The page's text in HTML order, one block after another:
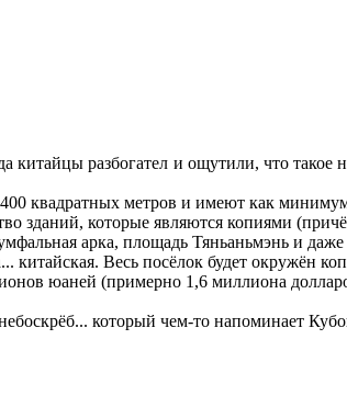
разбогател и ощутили, что такое
квадратных метров и имеют как
зданий, которые являются копиями
арка, площадь Тяньаньмэнь и
китайская. Весь посёлок будет окружён
юаней (примерно 1,6 миллиона
который чем-то напоминает